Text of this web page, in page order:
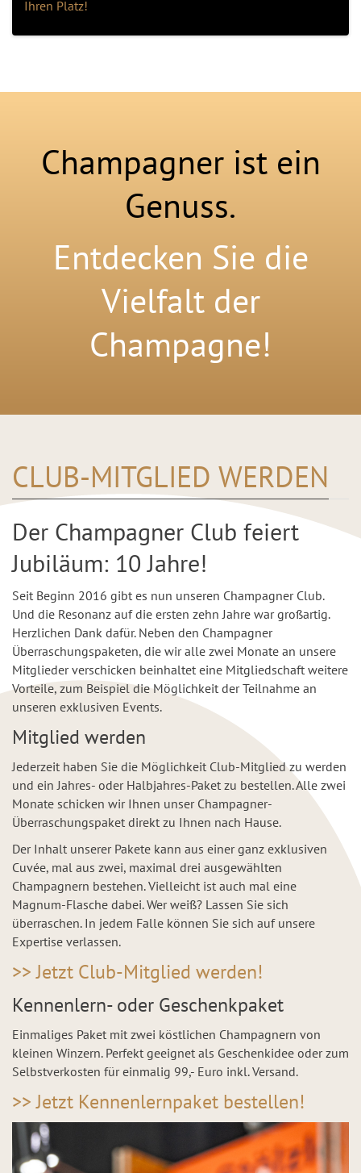
Ihren Platz!
Champagner ist ein
Genuss.
Entdecken Sie die
Vielfalt der
Champagne!
CLUB-MITGLIED WERDEN
Der Champagner Club feiert
Jubiläum: 10 Jahre!
Seit Beginn 2016 gibt es nun unseren Champagner Club.
Und die Resonanz auf die ersten zehn Jahre war großartig.
Herzlichen Dank dafür. Neben den Champagner
Überraschungspaketen, die wir alle zwei Monate an unsere
Mitglieder verschicken beinhaltet eine Mitgliedschaft weitere
Vorteile, zum Beispiel die Möglichkeit der Teilnahme an
unseren exklusiven Events.
Mitglied werden
Jederzeit haben Sie die Möglichkeit Club-Mitglied zu werden
und ein Jahres- oder Halbjahres-Paket zu bestellen. Alle zwei
Monate schicken wir Ihnen unser Champagner-
Überraschungspaket direkt zu Ihnen nach Hause.
Der Inhalt unserer Pakete kann aus einer ganz exklusiven
Cuvée, mal aus zwei, maximal drei ausgewählten
Champagnern bestehen. Vielleicht ist auch mal eine
Magnum-Flasche dabei. Wer weiß? Lassen Sie sich
überraschen. In jedem Falle können Sie sich auf unsere
Expertise verlassen.
>> Jetzt Club-Mitglied werden!
Kennenlern- oder Geschenkpaket
Einmaliges Paket mit zwei köstlichen Champagnern von
kleinen Winzern. Perfekt geeignet als Geschenkidee oder zum
Selbstverkosten für einmalig 99,- Euro inkl. Versand.
>> Jetzt Kennenlernpaket bestellen!